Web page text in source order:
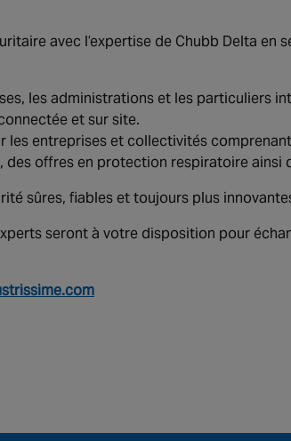
avec l’expertise de Chubb Delta
les administrations et les particuliers
et sur site.
entreprises et collectivités
des offres en protection respiratoire
sûres, fiables et toujours plus
seront à votre disposition pour